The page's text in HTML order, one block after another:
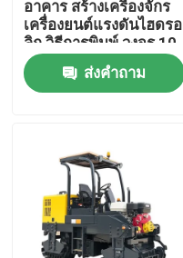
ติดต่อเรา
เครื่องจักรเกษตร
เครื่องจักรกลโลจิสติกส์
อาคาร สร้างเครื่องจักร
เครื่องยนต์แรงดันไฮดรอ
ลิก วิธีการพิมพ์ วงจร 10-
12s อุปกรณ์หนัก
ส่งคำถาม